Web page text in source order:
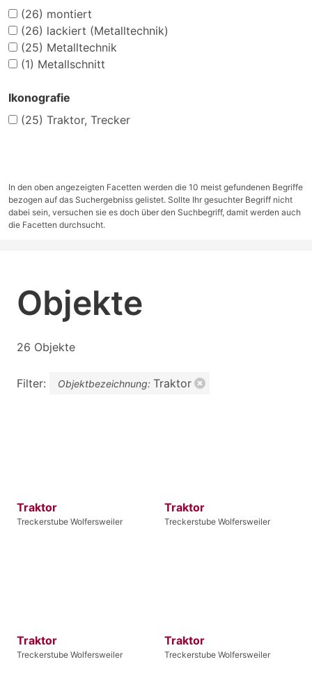
(26) montiert
(26) lackiert (Metalltechnik)
(25) Metalltechnik
(1) Metallschnitt
Ikonografie
(25) Traktor, Trecker
In den oben angezeigten Facetten werden die 10 meist gefundenen Begriffe
bezogen auf das Suchergebniss gelistet. Sollte Ihr gesuchter Begriff nicht
dabei sein, versuchen sie es doch über den Suchbegriff, damit werden auch
die Facetten durchsucht.
Objekte
26 Objekte
Filter: Objektbezeichnung: Traktor
Traktor
Treckerstube Wolfersweiler
Traktor
Treckerstube Wolfersweiler
Traktor
Treckerstube Wolfersweiler
Traktor
Treckerstube Wolfersweiler